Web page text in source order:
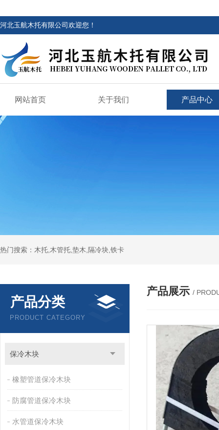
河北玉航木托有限公司欢迎您！
网站首页 关于我们 产品中心
热门搜索：木托,木管托,垫木,隔冷块,铁卡
产品分类
PRODUCT CATEGORY
保冷木块
橡塑管道保冷木块
防腐管道保冷木块
水管道保冷木块
产品展示 /